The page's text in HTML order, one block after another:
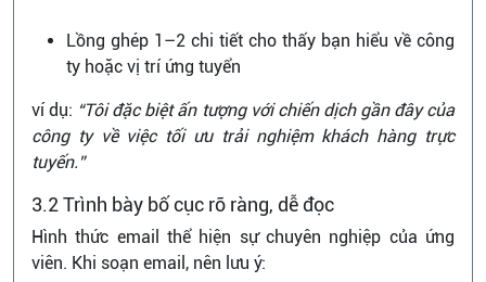
Lồng ghép 1–2 chi tiết cho thấy bạn hiểu về công
ty hoặc vị trí ứng tuyển
ví dụ: “Tôi đặc biệt ấn tượng với chiến dịch gần đây của
công ty về việc tối ưu trải nghiệm khách hàng trực
tuyến.”
3.2 Trình bày bố cục rõ ràng, dễ đọc
Hình thức email thể hiện sự chuyên nghiệp của ứng
viên. Khi soạn email, nên lưu ý: